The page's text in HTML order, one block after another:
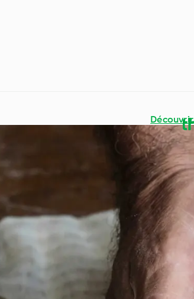
Découvrir
Apprendre avec Cookidoo®
Régimes particuliers et